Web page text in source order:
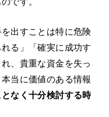
出すことは特に危険
る」「確実に成功す
、貴重な資金を失っ
当に価値のある情報
なく十分検討する時